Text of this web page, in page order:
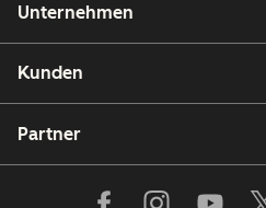
Unternehmen
Kunden
Partner